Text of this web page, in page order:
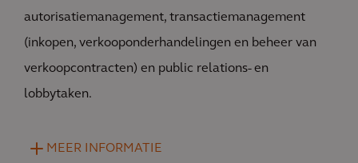
autorisatiemanagement, transactiemanagement
(inkopen, verkooponderhandelingen en beheer van
verkoopcontracten) en public relations- en
lobbytaken.
MEER INFORMATIE